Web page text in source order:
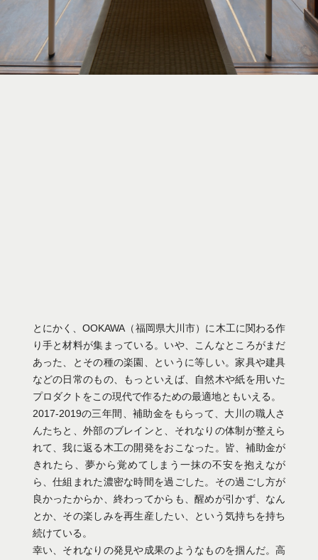
とにかく、OOKAWA（福岡県大川市）に木工に関わる作
り手と材料が集まっている。いや、こんなところがまだ
あった、とその種の楽園、というに等しい。家具や建具
などの日常のもの、もっといえば、自然木や紙を用いた
プロダクトをこの現代で作るための最適地ともいえる。
2017-2019の三年間、補助金をもらって、大川の職人さ
んたちと、外部のブレインと、それなりの体制が整えら
れて、我に返る木工の開発をおこなった。皆、補助金が
きれたら、夢から覚めてしまう一抹の不安を抱えなが
ら、仕組まれた濃密な時間を過ごした。その過ごし方が
良かったからか、終わってからも、醒めが引かず、なん
とか、その楽しみを再生産したい、という気持ちを持ち
続けている。
幸い、それなりの発見や成果のようなものを掴んだ。高